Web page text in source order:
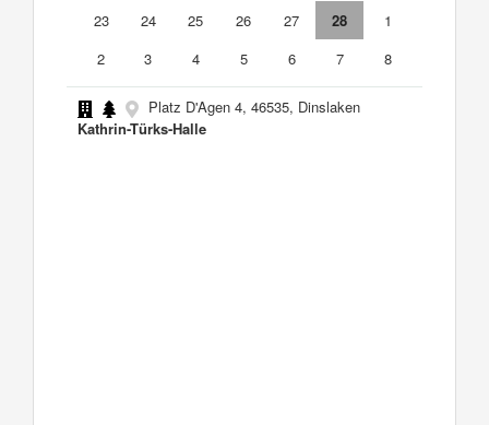
23
24 25 26 27 28
1
2
3 4 5 6 7 8
Platz D'Agen 4, 46535, Dinslaken
Kathrin-Türks-Halle